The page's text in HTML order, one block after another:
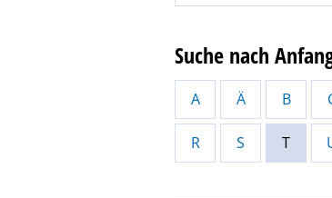
Suche nach
A Ä B
R S T